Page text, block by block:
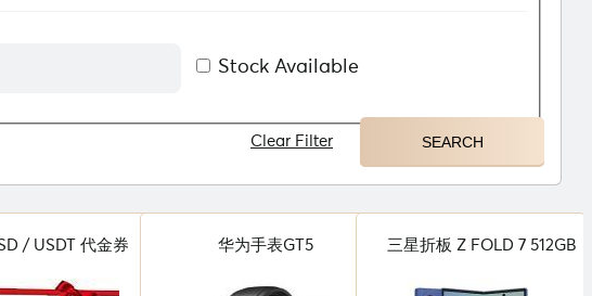
Stock Available
Clear Filter
/ USDT 代金券 华为手表GT5 三星折板 Z FOLD 7 512GB